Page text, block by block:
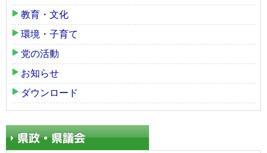
教育・文化
環境・子育て
党の活動
お知らせ
ダウンロード